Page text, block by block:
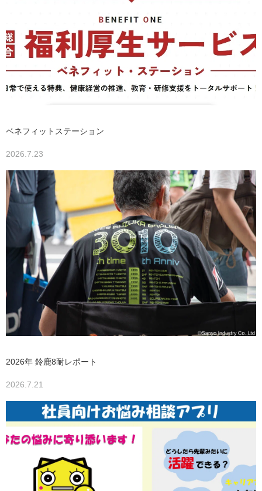
ベネフィットステーション
2026.7.23
2026年 鈴鹿8耐レポート
2026.7.21